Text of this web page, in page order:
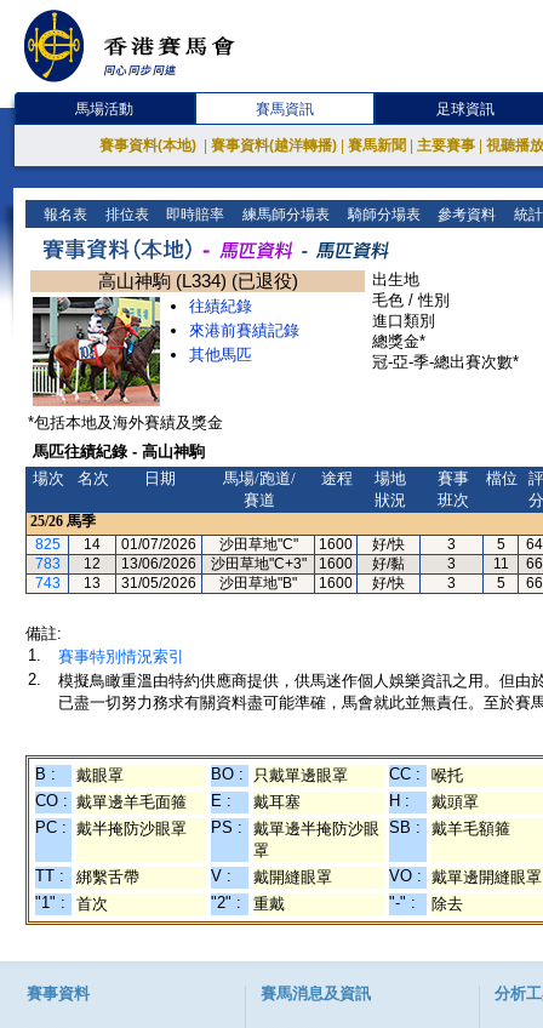
馬場活動 賽馬資訊 足球資訊
賽事資料(本地) 賽事資料(越洋轉播) 賽馬新聞 主要賽事 視聽播
報名表 排位表 即時賠率 練馬師分場表 騎師分場表 參考資料 統
高山神駒 (L334) (已退役)
往績紀錄
來港前賽績記錄
其他馬匹
出生地
毛色 / 性別
進口類別
總獎金*
冠-亞-季-總出賽次數*
*包括本地及海外賽績及獎金
馬匹往績紀錄 - 高山神駒
場次
名次 日期
馬場/跑道/
賽道
途程
場地
狀況
賽事
班次
檔位
評
分
25/26 馬季
825
14 01/07/2026 沙田草地"C" 1600 好/快 3 5
64
783
12 13/06/2026 沙田草地"C+3" 1600 好/黏 3 11
66
743
13 31/05/2026 沙田草地"B" 1600 好/快 3 5 66
備註:
1.
賽事特別情況索引
2.
模擬鳥瞰重溫由特約供應商提供，供馬迷作個人娛樂資訊之用。但
已盡一切努力務求有關資料盡可能準確，馬會就此並無責任。至於賽
B : 戴眼罩 BO : 只戴單邊眼罩 CC :
喉托
CO : 戴單邊羊毛面箍 E : 戴耳塞 H :
戴頭罩
PC : 戴半掩防沙眼罩 PS :
戴單邊半掩防沙眼
罩
SB : 戴羊毛額箍
TT : 綁繫舌帶 V : 戴開縫眼罩 VO : 戴單邊開縫眼罩
"1" :
首次 "2" : 重戴 "-" : 除去
賽事資料 賽馬消息及資訊 分析